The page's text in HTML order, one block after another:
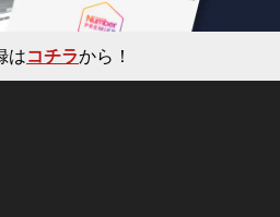
はコチラから！